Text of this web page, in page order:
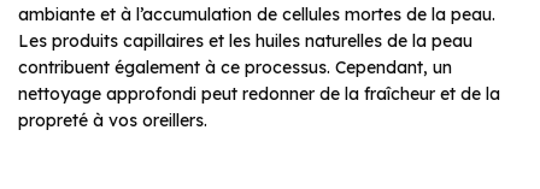
ambiante et à l’accumulation de cellules mortes de la peau.
Les produits capillaires et les huiles naturelles de la peau
contribuent également à ce processus. Cependant, un
nettoyage approfondi peut redonner de la fraîcheur et de la
propreté à vos oreillers.